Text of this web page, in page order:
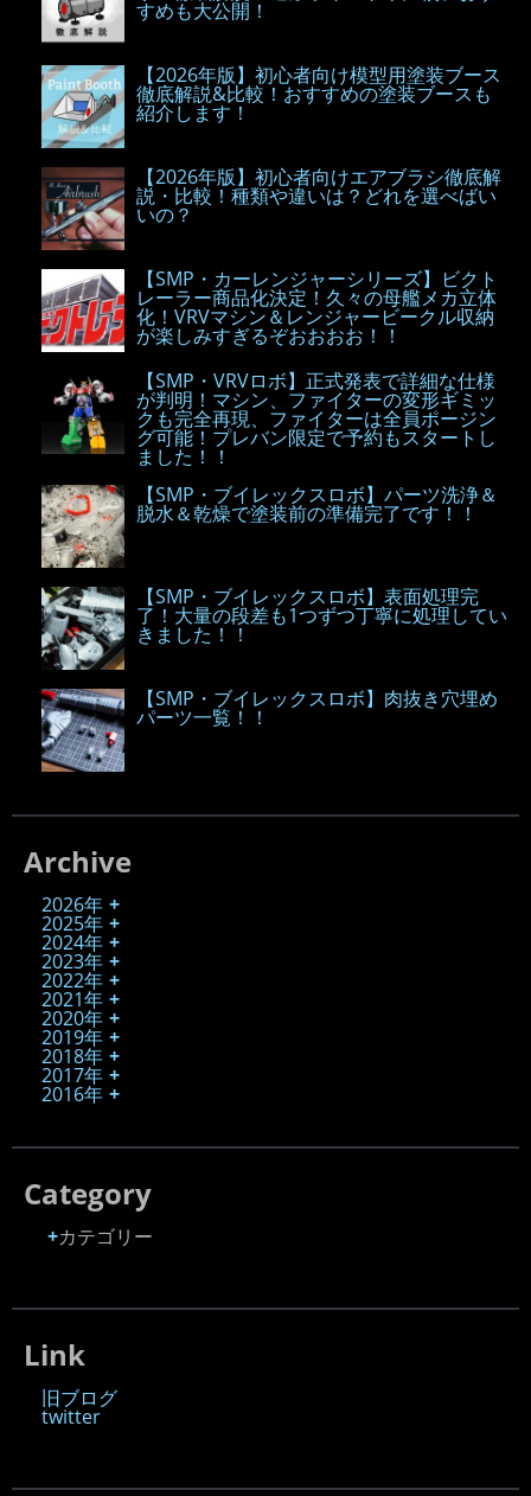
すめも大公開！
【2026年版】初心者向け模型用塗装ブース
徹底解説&比較！おすすめの塗装ブースも
紹介します！
【2026年版】初心者向けエアブラシ徹底解
説・比較！種類や違いは？どれを選べばい
いの？
【SMP・カーレンジャーシリーズ】ビクト
レーラー商品化決定！久々の母艦メカ立体
化！VRVマシン＆レンジャービークル収納
が楽しみすぎるぞおおおお！！
【SMP・VRVロボ】正式発表で詳細な仕様
が判明！マシン、ファイターの変形ギミッ
クも完全再現、ファイターは全員ポージン
グ可能！プレバン限定で予約もスタートし
ました！！
【SMP・ブイレックスロボ】パーツ洗浄＆
脱水＆乾燥で塗装前の準備完了です！！
【SMP・ブイレックスロボ】表面処理完
了！大量の段差も1つずつ丁寧に処理してい
きました！！
【SMP・ブイレックスロボ】肉抜き穴埋め
パーツ一覧！！
Archive
2026年
2025年
2024年
2023年
2022年
2021年
2020年
2019年
2018年
2017年
2016年
Category
カテゴリー
Link
旧ブログ
twitter